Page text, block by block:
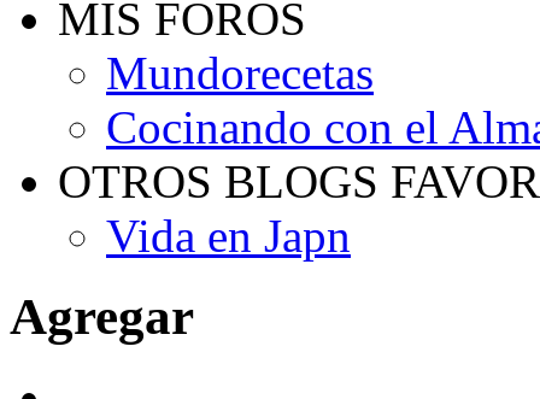
MIS FOROS
Mundorecetas
Cocinando con el
OTROS BLOGS
Vida en Japn
Agregar